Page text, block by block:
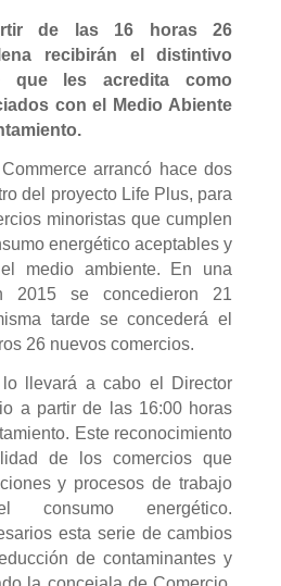
de las 16 horas 26
recibirán el distintivo
que les acredita como
con el Medio Abiente
arrancó hace dos
del proyecto Life Plus, para
minoristas que cumplen
energético aceptables y
medio ambiente. En una
2015 se concedieron 21
tarde se concederá el
26 nuevos comercios.
llevará a cabo el Director
a partir de las 16:00 horas
Este reconocimiento
de los comercios que
y procesos de trabajo
energético.
esta serie de cambios
de contaminantes y